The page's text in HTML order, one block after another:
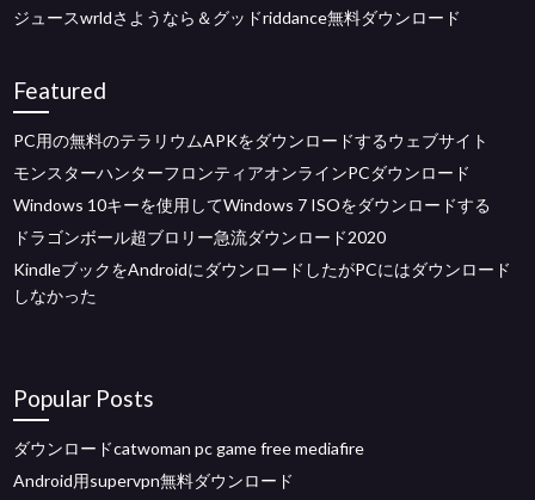
ジュースwrldさようなら＆グッドriddance無料ダウンロード
Featured
PC用の無料のテラリウムAPKをダウンロードするウェブサイト
モンスターハンターフロンティアオンラインPCダウンロード
Windows 10キーを使用してWindows 7 ISOをダウンロードする
ドラゴンボール超ブロリー急流ダウンロード2020
KindleブックをAndroidにダウンロードしたがPCにはダウンロード
しなかった
Popular Posts
ダウンロードcatwoman pc game free mediafire
Android用supervpn無料ダウンロード